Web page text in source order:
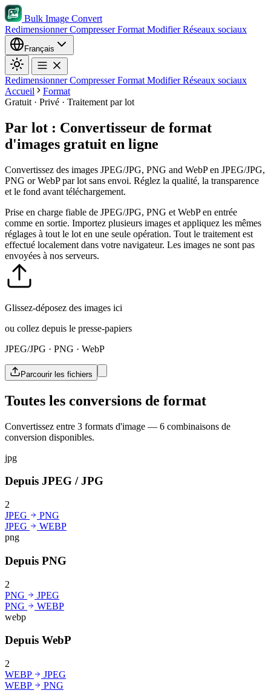
Bulk Image Convert
RedimensionnerCompresserFormat ModifierRéseaux sociaux
Français
RedimensionnerCompresserFormat ModifierRéseaux sociaux
Accueil
Format
Gratuit · Privé · Traitement par lot
Par lot : Convertisseur de format
d'images gratuit en ligne
Convertissez des images JPEG/JPG, PNG and WebP en JPEG/JPG,
PNG or WebP par lot sans envoi. Réglez la qualité, la transparence
et le fond avant téléchargement.
Prise en charge fiable de JPEG/JPG, PNG et WebP en entrée
comme en sortie. Importez plusieurs images et appliquez les mêmes
réglages à tout le lot en une seule opération. Tout le traitement est
effectué localement dans votre navigateur. Les images ne sont pas
envoyées à nos serveurs.
Glissez-déposez des images ici
ou collez depuis le presse-papiers
JPEG/JPG · PNG · WebP
Parcourir les fichiers
Toutes les conversions de format
Convertissez entre 3 formats d'image — 6 combinaisons de
conversion disponibles.
jpg
Depuis JPEG / JPG
2
JPEG
PNG
JPEG
WEBP
png
Depuis PNG
2
PNG
JPEG
PNG
WEBP
webp
Depuis WebP
2
WEBP
JPEG
WEBP
PNG